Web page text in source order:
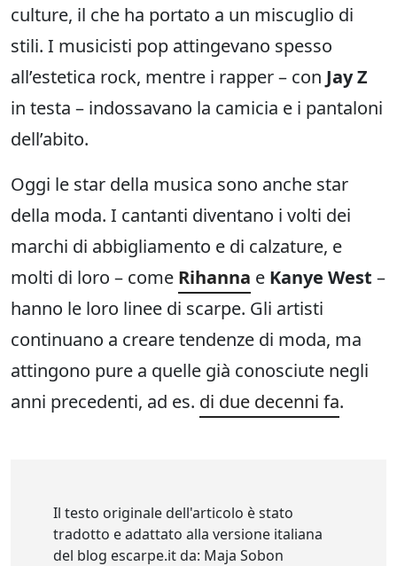
culture, il che ha portato a un miscuglio di
stili. I musicisti pop attingevano spesso
all’estetica rock, mentre i rapper – con Jay Z
in testa – indossavano la camicia e i pantaloni
dell’abito.
Oggi le star della musica sono anche star
della moda. I cantanti diventano i volti dei
marchi di abbigliamento e di calzature, e
molti di loro – come Rihanna e Kanye West –
hanno le loro linee di scarpe. Gli artisti
continuano a creare tendenze di moda, ma
attingono pure a quelle già conosciute negli
anni precedenti, ad es. di due decenni fa.
Il testo originale dell'articolo è stato
tradotto e adattato alla versione italiana
del blog escarpe.it da: Maja Sobon